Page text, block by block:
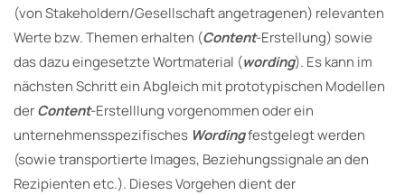
(von Stakeholdern/Gesellschaft angetragenen) relevanten
Werte bzw. Themen erhalten (Content-Erstellung) sowie
das dazu eingesetzte Wortmaterial (wording). Es kann im
nächsten Schritt ein Abgleich mit prototypischen Modellen
derContent-Erstelllung vorgenommen oder ein
unternehmensspezifisches Wordingfestgelegt werden
(sowie transportierte Images, Beziehungssignale an den
Rezipienten etc.). Dieses Vorgehen dient der